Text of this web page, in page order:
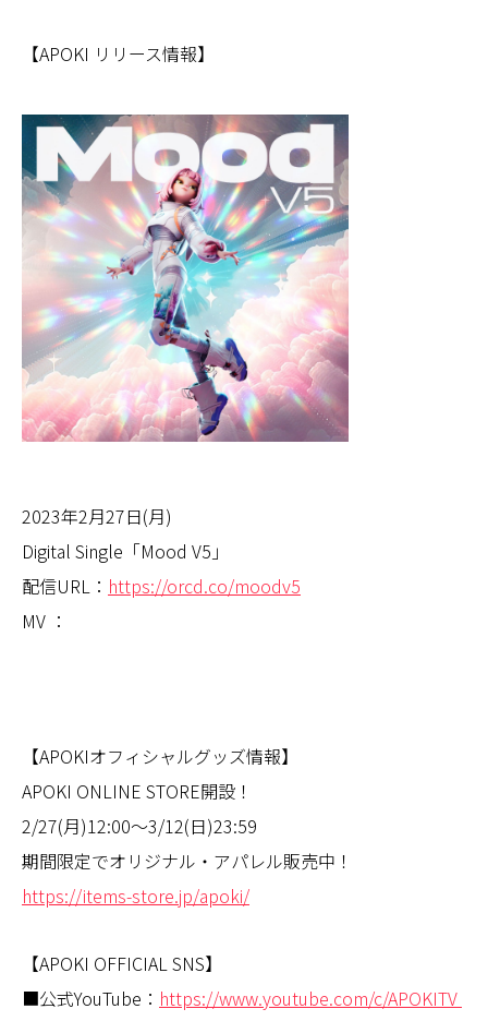
【APOKI リリース情報】
2023年2月27日(月)
Digital Single「Mood V5」
配信URL： https://orcd.co/moodv5
MV ：
【APOKIオフィシャルグッズ情報】
APOKI ONLINE STORE開設！
2/27(月)12:00～3/12(日)23:59
期間限定でオリジナル・アパレル販売中！
https://items-store.jp/apoki/
【APOKI OFFICIAL SNS】
■公式YouTube： https://www.youtube.com/c/APOKITV